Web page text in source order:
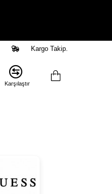
Kargo Takip.
Karşılaştır